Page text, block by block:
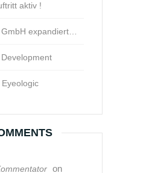
aktiv !
expandiert…
on